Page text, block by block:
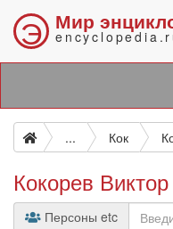
Э Мир
... Кок
Кокорев
Персоны etc